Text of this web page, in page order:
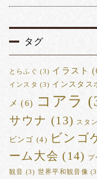
タグ
とらふぐ (3) イラスト
インスタ (3) インスタス
メ (6) コアラ
サウナ (13) スタ
ビンゴ (4) ビンゴ
ーム大会 (14) プ
観音 (3) 世界平和観音像